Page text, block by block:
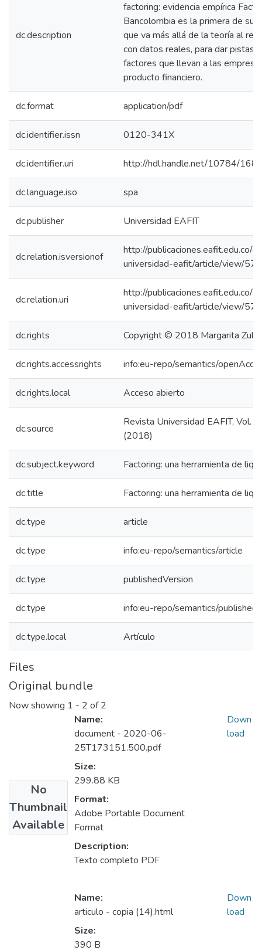
dc.description
factoring: evidencia empírica
Bancolombia es la primera de su
que va más allá de la teoría al
con datos reales, para dar pistas
factores que llevan a las
producto financiero.
dc.format application/pdf
dc.identifier.issn 0120-341X
dc.identifier.uri http://hdl.handle.net/10784/
dc.language.iso spa
dc.publisher Universidad EAFIT
dc.relation.isversionof
http://publicaciones.eafit.edu.co/
universidad-eafit/article/view/
dc.relation.uri
http://publicaciones.eafit.edu.co/
universidad-eafit/article/view/
dc.rights Copyright © 2018 Margarita
dc.rights.accessrights info:eu-repo/semantics/
dc.rights.local Acceso abierto
dc.source
Revista Universidad EAFIT, Vol.
(2018)
dc.subject.keyword Factoring: una herramienta de
dc.title Factoring: una herramienta de
dc.type article
dc.type info:eu-repo/semantics/article
dc.type publishedVersion
dc.type info:eu-repo/semantics/
dc.type.local Artículo
Files
Original bundle
Now showing 1 - 2 of 2
No
Thumbnail
Available
Name:
document - 2020-06-
25T173151.500.pdf
Size:
299.88 KB
Format:
Adobe Portable Document
Format
Description:
Texto completo PDF
Down
load
Name:
articulo - copia (14).html
Size:
390 B
Down
load